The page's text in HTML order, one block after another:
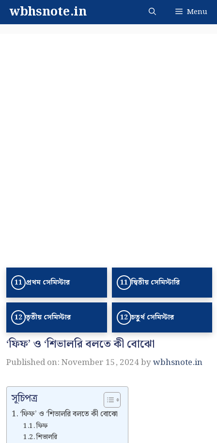
Skipwbhsnote.in Menu
11 প্রথম সেমিস্টার 11 দ্বিতীয় সেমিস্টারি
12 তৃতীয় সেমিস্টার 12 চতুর্থ সেমিস্টার
‘ফিফ’ ও ‘শিভালরি বলতে কী বোঝো
Published on: November 15, 2024bywbhsnote.in
সূচিপত্র
‘ফিফ’ ও ‘শিভালরি বলতে কী বোঝো
ফিফ
শিভালরি